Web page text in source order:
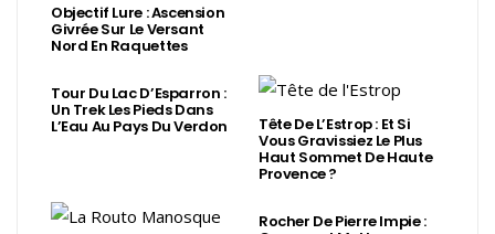
Objectif Lure : Ascension
Givrée Sur Le Versant
Nord En Raquettes
Tour Du Lac D’Esparron :
Un Trek Les Pieds Dans
L’Eau Au Pays Du Verdon Tête De L’Estrop : Et Si
Vous Gravissiez Le Plus
Haut Sommet De Haute
Provence ?
Rocher De Pierre Impie :